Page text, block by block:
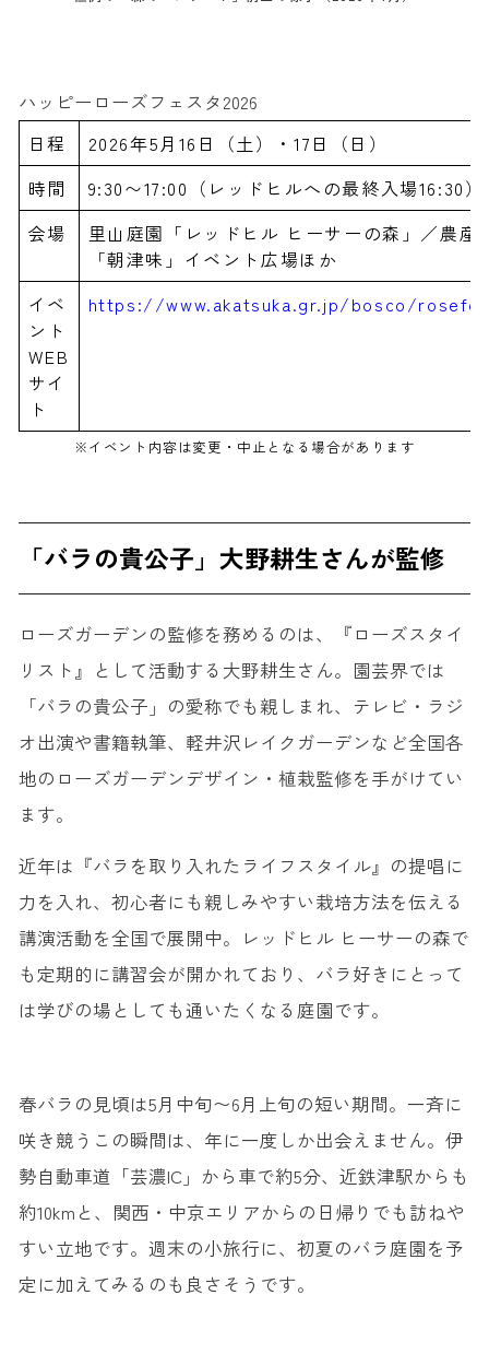
ハッピーローズフェスタ2026
日程
2026年5月16日（土）・17日（日）
時間
9:30〜17:00（レッドヒルへの最終入場16:30）
会場
里山庭園「レッドヒル ヒーサーの森」／農産
「朝津味」イベント広場ほか
イベ
ント
WEB
サイ
ト
https://www.akatsuka.gr.jp/bosco/
※イベント内容は変更・中止となる場合があります
「バラの貴公子」大野耕生さんが監修
ローズガーデンの監修を務めるのは、『ローズスタイ
リスト』として活動する大野耕生さん。園芸界では
「バラの貴公子」の愛称でも親しまれ、テレビ・ラジ
オ出演や書籍執筆、軽井沢レイクガーデンなど全国各
地のローズガーデンデザイン・植栽監修を手がけてい
ます。
近年は『バラを取り入れたライフスタイル』の提唱に
力を入れ、初心者にも親しみやすい栽培方法を伝える
講演活動を全国で展開中。レッドヒル ヒーサーの森で
も定期的に講習会が開かれており、バラ好きにとって
は学びの場としても通いたくなる庭園です。
春バラの見頃は5月中旬〜6月上旬の短い期間。一斉に
咲き競うこの瞬間は、年に一度しか出会えません。伊
勢自動車道「芸濃IC」から車で約5分、近鉄津駅からも
約10kmと、関西・中京エリアからの日帰りでも訪ねや
すい立地です。週末の小旅行に、初夏のバラ庭園を予
定に加えてみるのも良さそうです。